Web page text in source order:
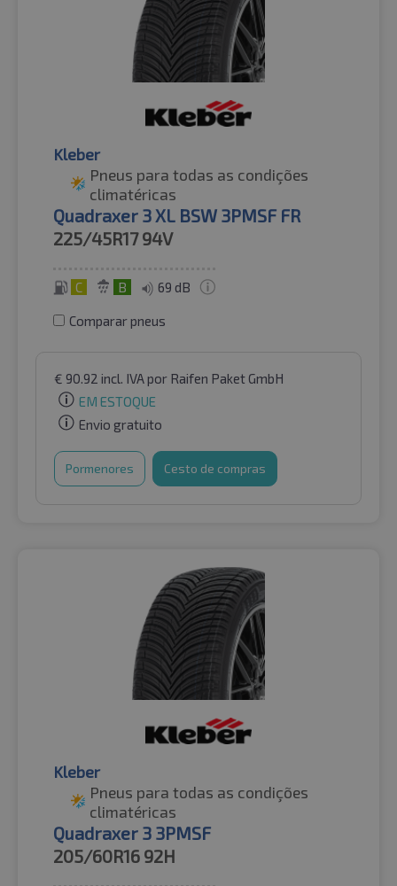
Kleber
Pneus para todas as condições
climatéricas
Quadraxer 3 XL BSW 3PMSF FR
225/45R17 94V
C B 69 dB
Comparar pneus
€ 90.92 incl. IVApor Raifen Paket GmbH
EM ESTOQUE
Envio gratuito
Pormenores Cesto de compras
Kleber
Pneus para todas as condições
climatéricas
Quadraxer 3 3PMSF
205/60R16 92H